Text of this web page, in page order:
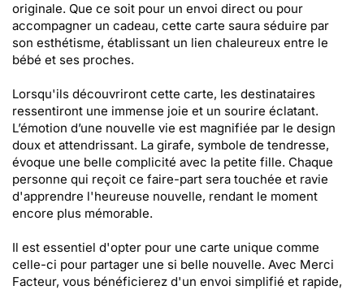
originale. Que ce soit pour un envoi direct ou pour
accompagner un cadeau, cette carte saura séduire par
son esthétisme, établissant un lien chaleureux entre le
bébé et ses proches.
Lorsqu'ils découvriront cette carte, les destinataires
ressentiront une immense joie et un sourire éclatant.
L’émotion d’une nouvelle vie est magnifiée par le design
doux et attendrissant. La girafe, symbole de tendresse,
évoque une belle complicité avec la petite fille. Chaque
personne qui reçoit ce faire-part sera touchée et ravie
d'apprendre l'heureuse nouvelle, rendant le moment
encore plus mémorable.
Il est essentiel d'opter pour une carte unique comme
celle-ci pour partager une si belle nouvelle. Avec Merci
Facteur, vous bénéficierez d'un envoi simplifié et rapide,